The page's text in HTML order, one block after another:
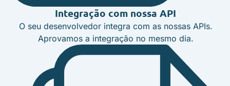
Integração com nossa API
O seu desenvolvedor integra com as nossas APIs.
Aprovamos a integração no mesmo dia.